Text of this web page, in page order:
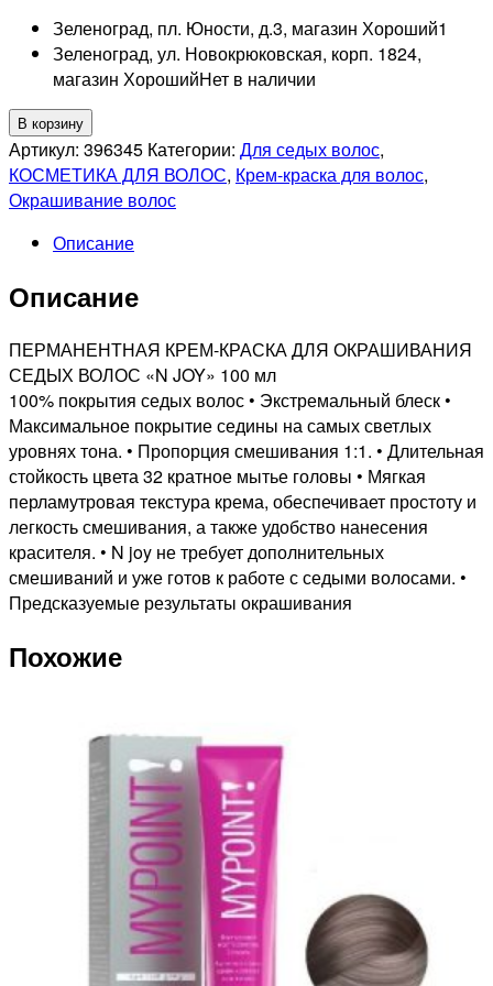
Зеленоград, пл. Юности, д.3, магазин Хороший1
Зеленоград, ул. Новокрюковская, корп. 1824,
магазин ХорошийНет в наличии
Количество
товара
OLLIN
PROFESSIONNEL
JOY
СТОЙКАЯ
КРАСКА
ДЛЯ
ВОЛОС
СВЕТЛЫЙ
БЛОНДИН
ЗОЛОТИСТО-
ФИОЛЕТОВЫЙ,
100мл
В корзину
Артикул: 396345 Категории: Для седых волос,
КОСМЕТИКА ДЛЯ ВОЛОС, Крем-краска для волос,
Окрашивание волос
Описание
Описание
ПЕРМАНЕНТНАЯ КРЕМ-КРАСКА ДЛЯ ОКРАШИВАНИЯ
СЕДЫХ ВОЛОС «N JOY» 100 мл
100% покрытия седых волос • Экстремальный блеск •
Максимальное покрытие седины на самых светлых
уровнях тона. • Пропорция смешивания 1:1. • Длительная
стойкость цвета 32 кратное мытье головы • Мягкая
перламутровая текстура крема, обеспечивает простоту и
легкость смешивания, а также удобство нанесения
красителя. • N joy не требует дополнительных
смешиваний и уже готов к работе с седыми волосами. •
Предсказуемые результаты окрашивания
Похожие